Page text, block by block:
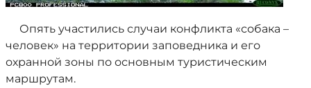
Опять участились случаи конфликта «собака –
человек» на территории заповедника и его
охранной зоны по основным туристическим
маршрутам.